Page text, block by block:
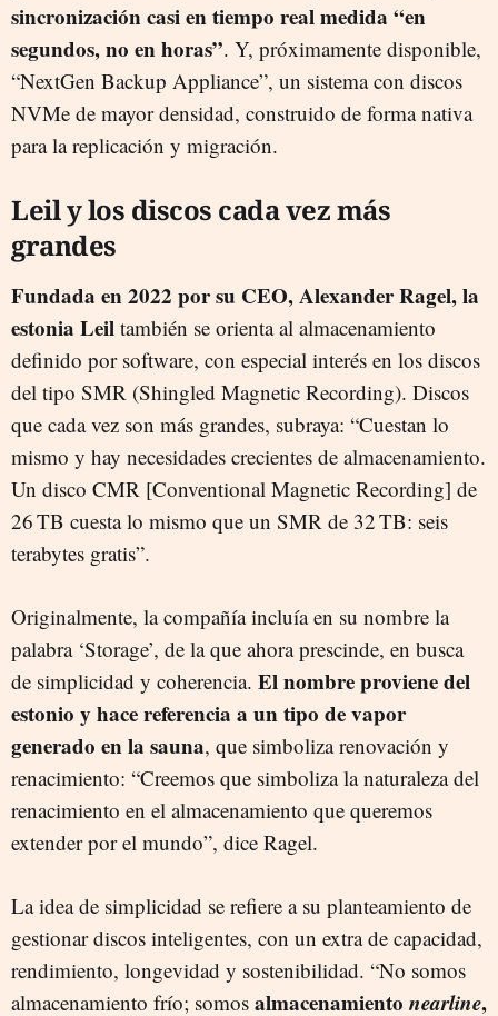
sincronización casi en tiempo real medida “en
segundos, no en horas”. Y, próximamente disponible,
“NextGen Backup Appliance”, un sistema con discos
NVMe de mayor densidad, construido de forma nativa
para la replicación y migración.
Leil y los discos cada vez más
grandes
Fundada en 2022 por su CEO, Alexander Ragel, la
estonia Leil también se orienta al almacenamiento
definido por software, con especial interés en los discos
del tipo SMR (Shingled Magnetic Recording). Discos
que cada vez son más grandes, subraya: “Cuestan lo
mismo y hay necesidades crecientes de almacenamiento.
Un disco CMR [Conventional Magnetic Recording] de
26 TB cuesta lo mismo que un SMR de 32 TB: seis
terabytes gratis”.
Originalmente, la compañía incluía en su nombre la
palabra ‘Storage’, de la que ahora prescinde, en busca
de simplicidad y coherencia. El nombre proviene del
estonio y hace referencia a un tipo de vapor
generado en la sauna, que simboliza renovación y
renacimiento: “Creemos que simboliza la naturaleza del
renacimiento en el almacenamiento que queremos
extender por el mundo”, dice Ragel.
La idea de simplicidad se refiere a su planteamiento de
gestionar discos inteligentes, con un extra de capacidad,
rendimiento, longevidad y sostenibilidad. “No somos
almacenamiento frío; somos almacenamiento nearline,